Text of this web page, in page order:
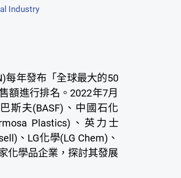
Industry
每年發布「全球最大的50
額進行排名。2022年7月
斯夫(BASF)、中國石化
Plastics)、英力士
、LG化學(LG Chem)、
化學品企業，探討其發展